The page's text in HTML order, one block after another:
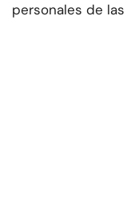
personales de